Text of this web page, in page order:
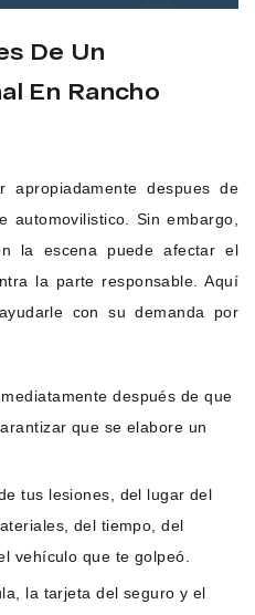
De Un
En Rancho
apropiadamente despues de
automovilistico. Sin embargo,
la escena puede afectar el
la parte responsable. Aquí
con su demanda por
después de que
que se elabore un
tus lesiones, del lugar del
del tiempo, del
vehículo que te golpeó.
la tarjeta del seguro y el